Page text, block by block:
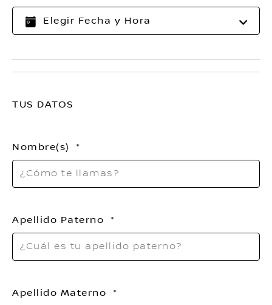
TUS DATOS
Nombre(s)
Apellido Paterno
Apellido Materno